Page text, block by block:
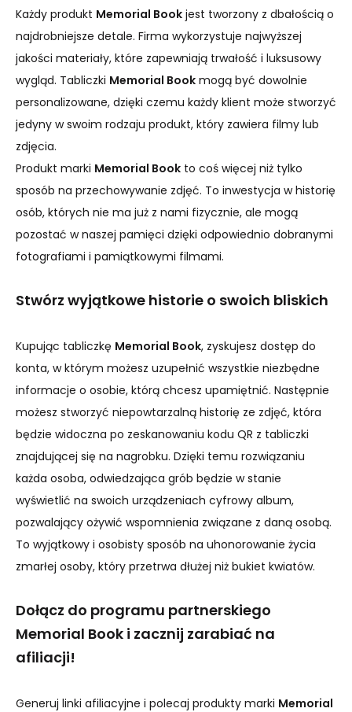
Każdy produkt Memorial Book jest tworzony z dbałością o
najdrobniejsze detale. Firma wykorzystuje najwyższej
jakości materiały, które zapewniają trwałość i luksusowy
wygląd. Tabliczki Memorial Book mogą być dowolnie
personalizowane, dzięki czemu każdy klient może stworzyć
jedyny w swoim rodzaju produkt, który zawiera filmy lub
zdjęcia.
Produkt marki Memorial Book to coś więcej niż tylko
sposób na przechowywanie zdjęć. To inwestycja w historię
osób, których nie ma już z nami fizycznie, ale mogą
pozostać w naszej pamięci dzięki odpowiednio dobranymi
fotografiami i pamiątkowymi filmami.
Stwórz wyjątkowe historie o swoich bliskich
Kupując tabliczkę Memorial Book, zyskujesz dostęp do
konta, w którym możesz uzupełnić wszystkie niezbędne
informacje o osobie, którą chcesz upamiętnić. Następnie
możesz stworzyć niepowtarzalną historię ze zdjęć, która
będzie widoczna po zeskanowaniu kodu QR z tabliczki
znajdującej się na nagrobku. Dzięki temu rozwiązaniu
każda osoba, odwiedzająca grób będzie w stanie
wyświetlić na swoich urządzeniach cyfrowy album,
pozwalający ożywić wspomnienia związane z daną osobą.
To wyjątkowy i osobisty sposób na uhonorowanie życia
zmarłej osoby, który przetrwa dłużej niż bukiet kwiatów.
Dołącz do programu partnerskiego
Memorial Book i zacznij zarabiać na
afiliacji!
Generuj linki afiliacyjne i polecaj produkty marki Memorial